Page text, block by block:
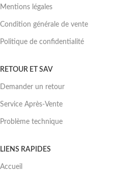
Mentions légales
Condition générale de vente
Politique de confidentialité
RETOUR ET SAV
Demander un retour
Service Après-Vente
Problème technique
LIENS RAPIDES
Accueil